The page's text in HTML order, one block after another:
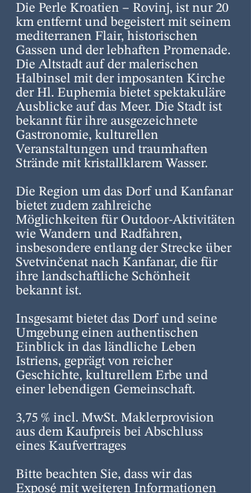
Die Perle Kroatien – Rovinj, ist nur 20
km entfernt und begeistert mit seinem
mediterranen Flair, historischen
Gassen und der lebhaften Promenade.
Die Altstadt auf der malerischen
Halbinsel mit der imposanten Kirche
der Hl. Euphemia bietet spektakuläre
Ausblicke auf das Meer. Die Stadt ist
bekannt für ihre ausgezeichnete
Gastronomie, kulturellen
Veranstaltungen und traumhaften
Strände mit kristallklarem Wasser.
Die Region um das Dorf und Kanfanar
bietet zudem zahlreiche
Möglichkeiten für Outdoor-Aktivitäten
wie Wandern und Radfahren,
insbesondere entlang der Strecke über
Svetvinčenat nach Kanfanar, die für
ihre landschaftliche Schönheit
bekannt ist.
Insgesamt bietet das Dorf und seine
Umgebung einen authentischen
Einblick in das ländliche Leben
Istriens, geprägt von reicher
Geschichte, kulturellem Erbe und
einer lebendigen Gemeinschaft.
3,75 % incl. MwSt. Maklerprovision
aus dem Kaufpreis bei Abschluss
eines Kaufvertrages
Bitte beachten Sie, dass wir das
Exposé mit weiteren Informationen